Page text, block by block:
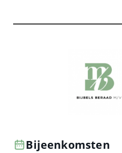
Bijeenkomsten